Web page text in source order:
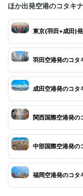
ほか出発空港のコタキ
東京(羽田+成田)
羽田空港発のコタ
成田空港発のコタ
関西国際空港発の
中部国際空港発の
福岡空港発のコタ